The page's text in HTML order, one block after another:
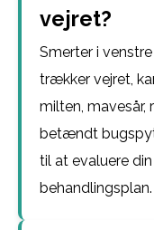
vejret?
Smerter i
trækker vejret,
milten, mavesår,
betændt
til at evaluere
behandlingsplan.